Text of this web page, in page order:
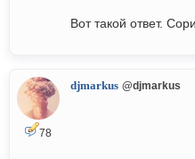
Вот такой ответ.
78
djmarkus @djmarkus